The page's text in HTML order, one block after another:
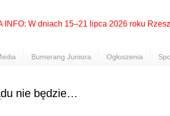
W dniach 15–21 lipca 2026 roku
Bumerang Juniora Ogłoszenia
nie będzie…